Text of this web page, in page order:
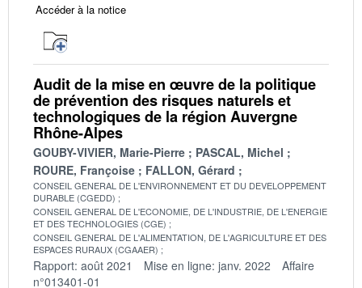
Accéder à la notice
Audit de la mise en œuvre de la politique
de prévention des risques naturels et
technologiques de la région Auvergne
Rhône-Alpes
GOUBY-VIVIER, Marie-Pierre
PASCAL, Michel
ROURE, Françoise
FALLON, Gérard
CONSEIL GENERAL DE L'ENVIRONNEMENT ET DU DEVELOPPEMENT
DURABLE (CGEDD)
CONSEIL GENERAL DE L'ECONOMIE, DE L'INDUSTRIE, DE L'ENERGIE
ET DES TECHNOLOGIES (CGE)
CONSEIL GENERAL DE L'ALIMENTATION, DE L'AGRICULTURE ET DES
ESPACES RURAUX (CGAAER)
Rapport: août 2021 Mise en ligne: janv. 2022
Affaire
n°013401-01